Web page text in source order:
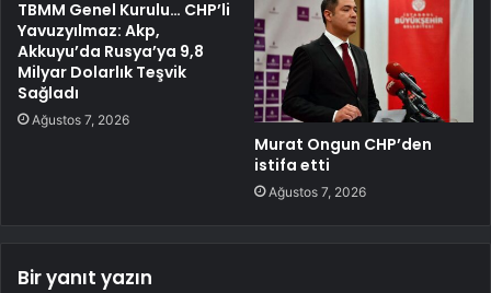
TBMM Genel Kurulu… CHP’li
Yavuzyılmaz: Akp,
Akkuyu’da Rusya’ya 9,8
Milyar Dolarlık Teşvik
Sağladı
Ağustos 7, 2026
Murat Ongun CHP’den
istifa etti
Ağustos 7, 2026
Bir yanıt yazın